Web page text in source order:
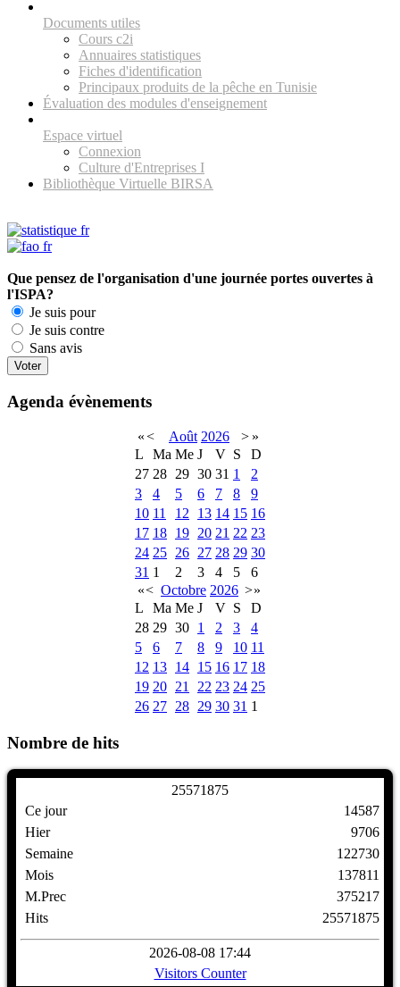
Documents utiles
Cours c2i
Annuaires statistiques
Fiches d'identification
Principaux produits de la pêche en Tunisie
Évaluation des modules d'enseignement
Espace virtuel
Connexion
Culture d'Entreprises I
Bibliothèque Virtuelle BIRSA
Que pensez de l'organisation d'une journée portes ouvertes à
l'ISPA?
Je suis pour
Je suis contre
Sans avis
Agenda évènements
«< Août 2026 > »
L
Ma Me J V S
D
27 28 29 30 31 1
2
3
4 5 6 7 8
9
10 11 12 13 14 15 16
17 18 19 20 21 22 23
24 25 26 27 28 29 30
31 1 2 3 4 5
6
«< Octobre 2026 >»
L
Ma Me J V S
D
28 29 30 1 2 3
4
5
6 7 8 9 10 11
12 13 14 15 16 17 18
19 20 21 22 23 24 25
26 27 28 29 30 31 1
Nombre de hits
25571875
Ce jour
Hier
Semaine
Mois
M.Prec
Hits
14587
9706
122730
137811
375217
25571875
2026-08-08 17:44
Visitors Counter